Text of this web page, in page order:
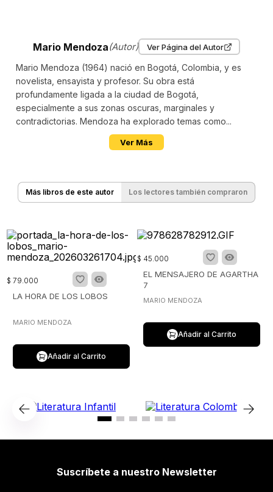
Mario Mendoza(Autor) Ver Página del Autor
Mario Mendoza (1964) nació en Bogotá, Colombia, y es
novelista, ensayista y profesor. Su obra está
profundamente ligada a la ciudad de Bogotá,
especialmente a sus zonas oscuras, marginales y
contradictorias. Mendoza ha explorado temas como...
Ver Más
Más libros de este autor Los lectores también compraron
$ 79.000
LA HORA DE LOS LOBOS
MARIO MENDOZA
Añadir al Carrito
$ 45.000
EL MENSAJERO DE AGARTHA
7
MARIO MENDOZA
Añadir al Carrito
Suscríbete a nuestro Newsletter